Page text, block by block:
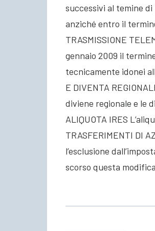
successivi al temine
anziché entro il
TRASMISSIONE
gennaio 2009 il
tecnicamente idonei
E DIVENTA
diviene regionale e le
ALIQUOTA IRES
TRASFERIMENTI DI
l’esclusione
scorso questa